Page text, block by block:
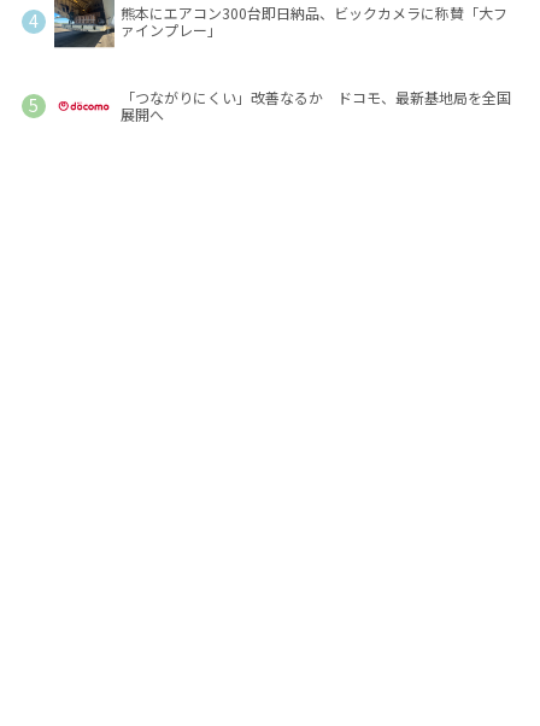
熊本にエアコン300台即日納品、ビックカメラに称賛「大フ
ァインプレー」
「つながりにくい」改善なるか ドコモ、最新基地局を全国
展開へ